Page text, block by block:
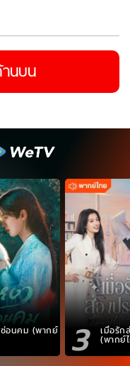
นบน
ซ่อนคม (พากย์ 3 เมื่อรัก
(พากย์